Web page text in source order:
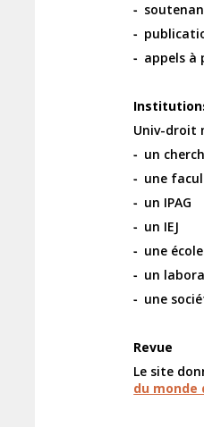
appels à
Univ-droit
un
une
un IPAG
un IEJ
une
un
une
Revue
Le site
du monde